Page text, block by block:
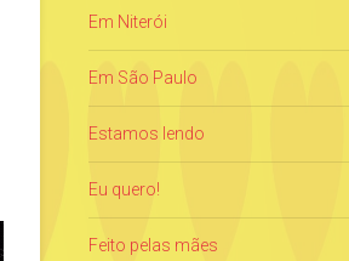
Em Niterói
Em São Paulo
Estamos lendo
Eu quero!
Feito pelas mães